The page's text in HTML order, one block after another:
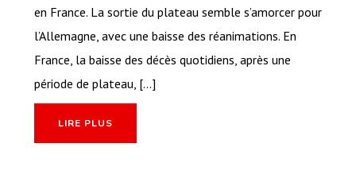
en France. La sortie du plateau semble s’amorcer pour
l’Allemagne, avec une baisse des réanimations. En
France, la baisse des décès quotidiens, après une
période de plateau, [...]
LIRE PLUS